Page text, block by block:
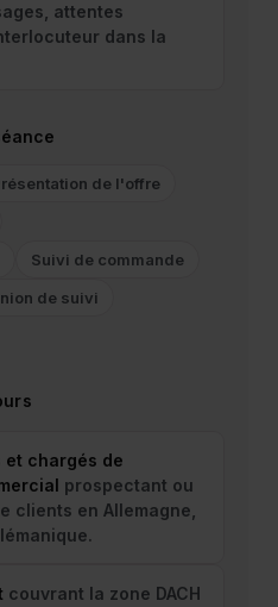
attentes
dans la
de l'offre
Suivi de commande
de suivi
et chargés de
prospectant ou
clients en Allemagne,
couvrant la zone DACH